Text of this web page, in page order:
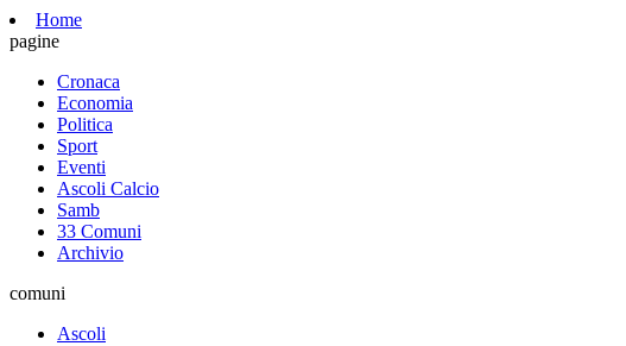
Home
pagine
Cronaca
Economia
Politica
Sport
Eventi
Ascoli Calcio
Samb
33 Comuni
Archivio
comuni
Ascoli